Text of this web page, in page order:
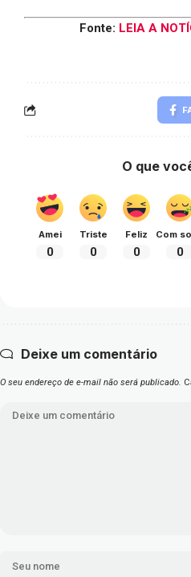
Fonte: LEIA A
O que
Amei
0
Triste
0
Feliz
0
Com
0
Deixe um comentário
O seu endereço de e-mail não será publicado.